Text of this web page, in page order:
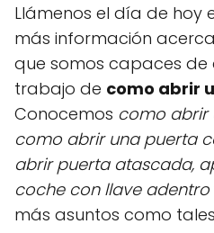
Llámenos el día de hoy
más información
que somos capaces
trabajo de como abrir
Conocemos como abrir
como abrir una puerta
abrir puerta atascada,
coche con llave adentro
más asuntos como